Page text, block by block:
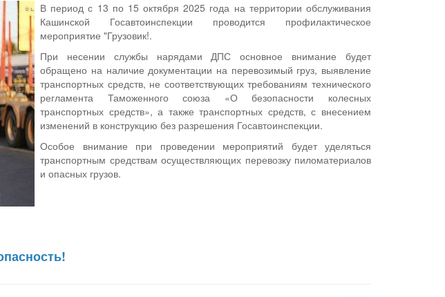
В период с 13 по 15 октября 2025 года на территории обслуживания
Кашинской Госавтоинспекции проводится профилактическое
мероприятие "Грузовик!.
При несении службы нарядами ДПС основное внимание будет
обращено на наличие документации на перевозимый груз, выявление
транспортных средств, не соответствующих требованиям технического
регламента Таможенного союза «О безопасности колесных
транспортных средств», а также транспортных средств, с внесением
изменений в конструкцию без разрешения Госавтоинспекции.
Особое внимание при проведении мероприятий будет уделяться
транспортным средствам осуществляющих перевозку пиломатериалов
и опасных грузов.